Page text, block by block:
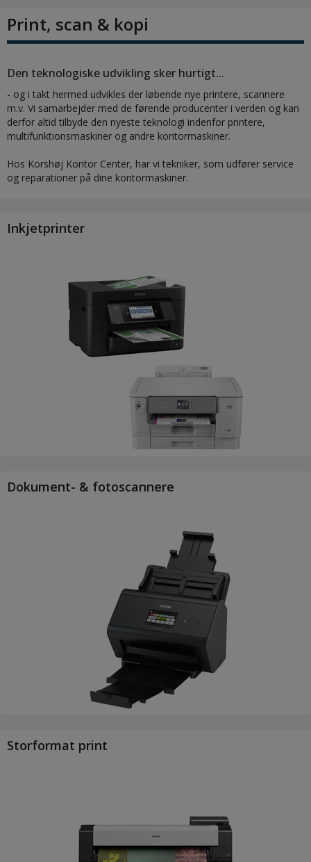
Print, scan & kopi
Den teknologiske udvikling sker hurtigt...
- og i takt hermed udvikles der løbende nye printere, scannere
m.v. Vi samarbejder med de førende producenter i verden og kan
derfor altid tilbyde den nyeste teknologi indenfor printere,
multifunktionsmaskiner og andre kontormaskiner.
Hos Korshøj Kontor Center, har vi tekniker, som udfører service
og reparationer på dine kontormaskiner.
Inkjetprinter
Dokument- & fotoscannere
Storformat print